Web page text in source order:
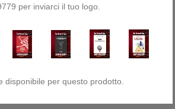
per inviarci il tuo logo.
disponibile per questo prodotto.